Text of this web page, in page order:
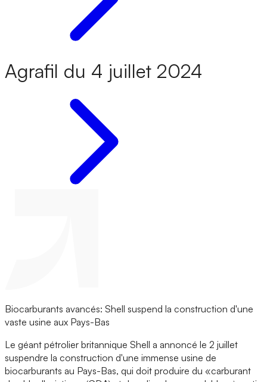
Agrafil du 4 juillet 2024
Biocarburants avancés: Shell suspend la construction d'une
vaste usine aux Pays-Bas
Le géant pétrolier britannique Shell a annoncé le 2 juillet
suspendre la construction d'une immense usine de
biocarburants au Pays-Bas, qui doit produire du «carburant